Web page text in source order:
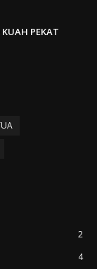
KUAH PEKAT
2
4